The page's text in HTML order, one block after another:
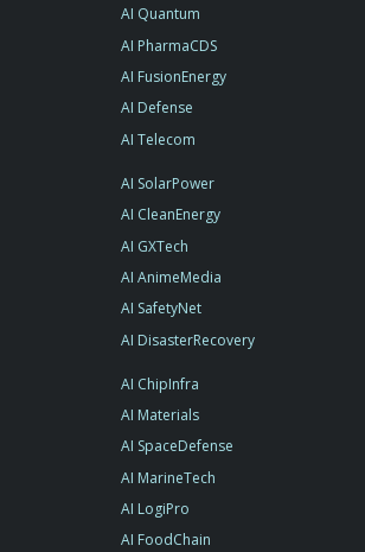
AI Quantum
AI PharmaCDS
AI FusionEnergy
AI Defense
AI Telecom
AI SolarPower
AI CleanEnergy
AI GXTech
AI AnimeMedia
AI SafetyNet
AI DisasterRecovery
AI ChipInfra
AI Materials
AI SpaceDefense
AI MarineTech
AI LogiPro
AI FoodChain